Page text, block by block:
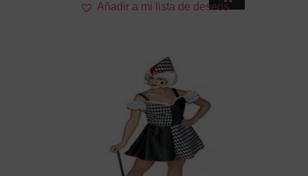
producto
variantes.
Las
opciones
se
pueden
elegir
en
Añadir a mi lista de deseos